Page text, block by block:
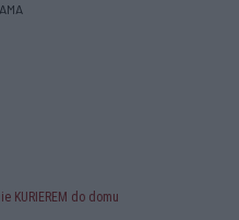
KURIEREM do domu